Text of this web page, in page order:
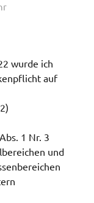
wurde ich
auf
1 Nr. 3
und